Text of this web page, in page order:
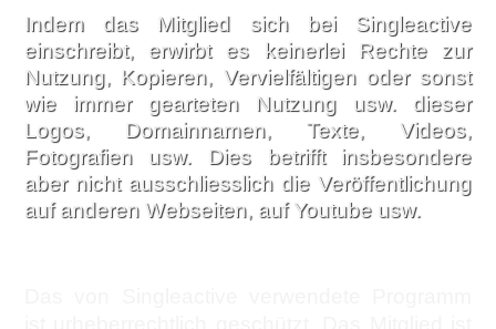
Indem das Mitglied sich bei Singleactive
einschreibt, erwirbt es keinerlei Rechte zur
Nutzung, Kopieren, Vervielfältigen oder sonst
wie immer gearteten Nutzung usw. dieser
Logos, Domainnamen, Texte, Videos,
Fotografien usw. Dies betrifft insbesondere
aber nicht ausschliesslich die Veröffentlichung
auf anderen Webseiten, auf Youtube usw.